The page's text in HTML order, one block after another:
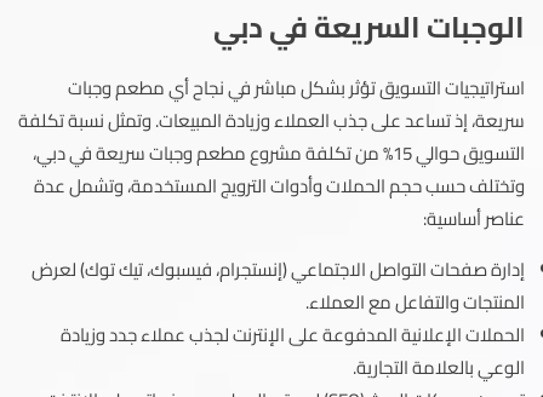
الوجبات السريعة في دبي
استراتيجيات التسويق تؤثر بشكل مباشر في نجاح أي مطعم وجبات
سريعة، إذ تساعد على جذب العملاء وزيادة المبيعات. وتمثل نسبة تكلفة
التسويق حوالي 15% من تكلفة مشروع مطعم وجبات سريعة في دبي،
وتختلف حسب حجم الحملات وأدوات الترويج المستخدمة، وتشمل عدة
عناصر أساسية:
إدارة صفحات التواصل الاجتماعي (إنستجرام، فيسبوك، تيك توك) لعرض
المنتجات والتفاعل مع العملاء.
الحملات الإعلانية المدفوعة على الإنترنت لجذب عملاء جدد وزيادة
الوعي بالعلامة التجارية.